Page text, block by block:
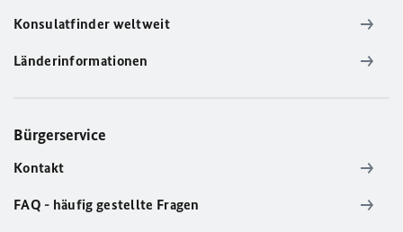
Konsulatfinder weltweit
Länderinformationen
Bürgerservice
Kontakt
FAQ - häufig gestellte Fragen